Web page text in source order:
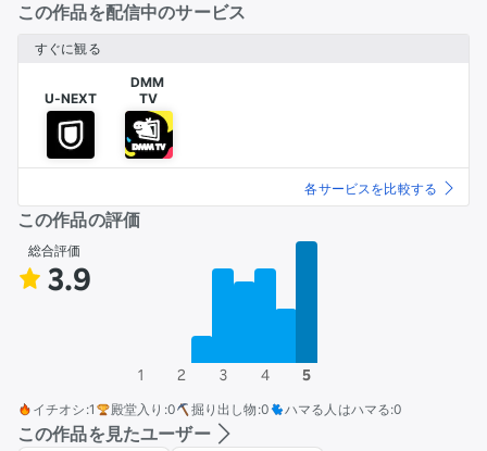
この作品を配信中のサービス
すぐに観る
U-NEXT
DMM
TV
各サービスを比較する
この作品の評価
総合評価
3.9
1 2 3 4 5
イチオシ :1 殿堂入り :0 掘り出し物 :0 ハマる人はハマる:0
この作品を見たユーザー